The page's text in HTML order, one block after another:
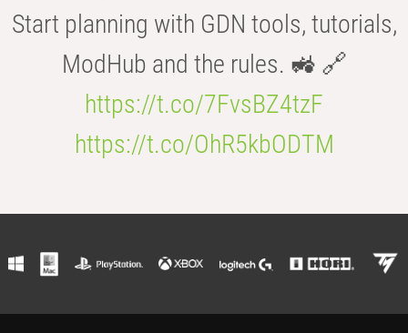
Start planning with GDN tools, tutorials,
ModHub and the rules. 🚜 🔗
https://t.co/7FvsBZ4tzF
https://t.co/OhR5kbODTM